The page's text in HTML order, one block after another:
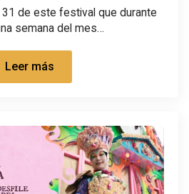
de este festival que durante
semana del mes…
Leer más